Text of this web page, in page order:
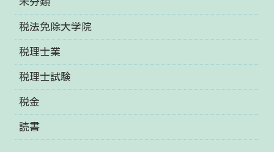
税法免除大学院
税理士業
税理士試験
税金
読書